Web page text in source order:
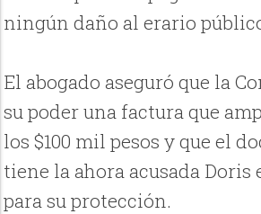
ningún daño al erario
El abogado aseguró que la
su poder una factura que
los $100 mil pesos y que el
tiene la ahora acusada Doris
para su protección.